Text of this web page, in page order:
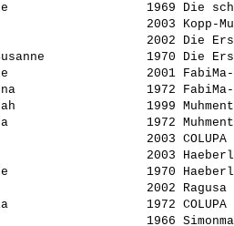
Christine
1969 Die
2003
Katja
2002 Die
Susanne
1970 Die
Fabienne
2001
1972
Sarah
1999
Rita
1972
Luis
2003
Anna
2003
Marianne
1970
Nina
2002
Cornelia
1972
1966